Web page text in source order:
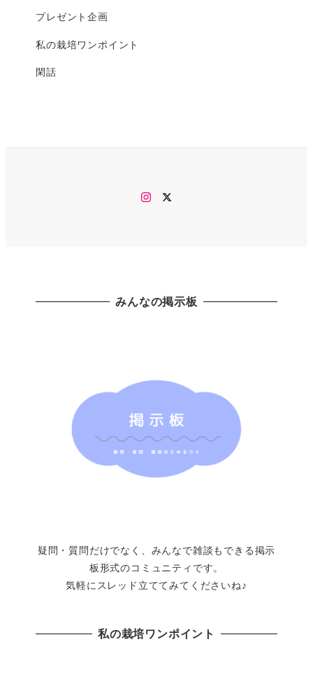
プレゼント企画
私の栽培ワンポイント
閑話
Instagram
みんなの掲示板
疑問・質問だけでなく、みんなで雑談もできる掲示
板形式のコミュニティです。
気軽にスレッド立ててみてくださいね♪
私の栽培ワンポイント